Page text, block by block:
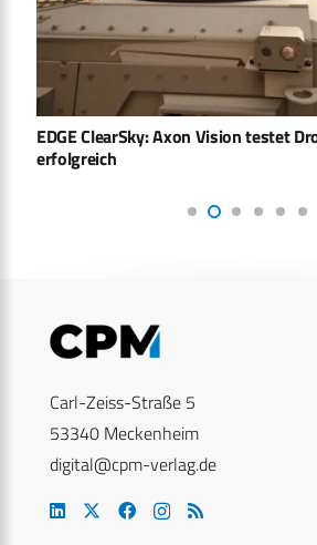
EDGE ClearSky: Axon Vision testet
erfolgreich
Carl-Zeiss-Straße 5
53340 Meckenheim
digital@cpm-verlag.de